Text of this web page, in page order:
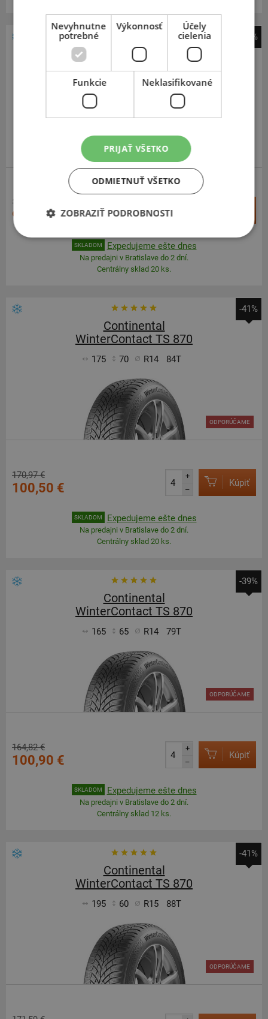
-41%
Continental
WinterContact TS 870
195 R15 91H
163,59 €
96,20 €
SKLADOM Expedujeme ešte dnes
Na predajni v Bratislave do 2 dní.
Centrálny sklad 20 ks.
-41%
Continental
WinterContact TS 870
175 70 R14 84T
ODPORÚČAME
170,97 €
100,50 €
+
–
Kúpiť
SKLADOM Expedujeme ešte dnes
Na predajni v Bratislave do 2 dní.
Centrálny sklad 20 ks.
-39%
Continental
WinterContact TS 870
165 65 R14 79T
ODPORÚČAME
164,82 €
100,90 €
+
–
Kúpiť
SKLADOM Expedujeme ešte dnes
Na predajni v Bratislave do 2 dní.
Centrálny sklad 12 ks.
-41%
Continental
WinterContact TS 870
195 60 R15 88T
ODPORÚČAME
Nevyhnutne
potrebné
Výkonnosť
Účely
cielenia
Funkcie Neklasifikované
PRIJAŤ VŠETKO
ODMIETNUŤ VŠETKO
ZOBRAZIŤ PODROBNOSTI